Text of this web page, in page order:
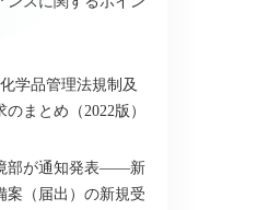
学品管理法規制及
まとめ（2022版）
部が通知発表――新
案（届出）の新規受